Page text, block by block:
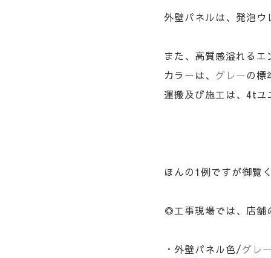
外壁パネルは、発泡
また、高質感溢れる
カラーは、 グレーの標
運搬及び施工は、4tユ
ほんの1例ですが御覧
◎工事現場では、店舗
・外壁パネル色/グレ